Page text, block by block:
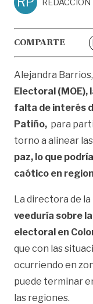
COMPARTE
Alejandra
Electoral (MOE),
falta de interés
Patiño, para
torno a alinear las
paz, lo que
caótico en
La directora de la
veeduría sobre
electoral en
que con las
ocurriendo en
puede terminar
las regiones.